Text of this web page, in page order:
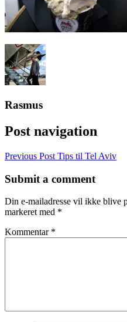
Rasmus
Post navigation
Previous Post Tips til Tel Aviv
Submit a comment
Din e-mailadresse vil ikke blive
markeret med *
Kommentar *